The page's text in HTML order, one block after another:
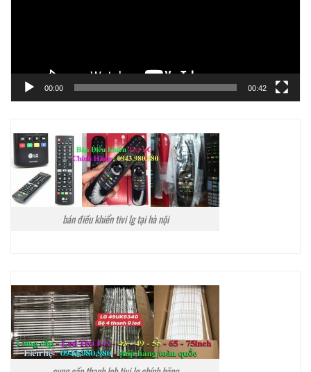
00:00 00:42
bán điều khiển tivi lg tại hà nội